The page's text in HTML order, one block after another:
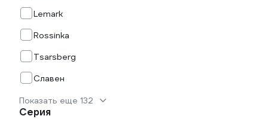
Lemark
Rossinka
Tsarsberg
Славен
Показать еще 132
Серия